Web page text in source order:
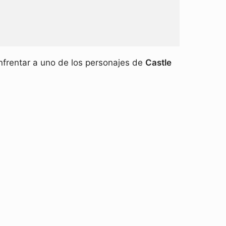
a uno de los personajes de Castle